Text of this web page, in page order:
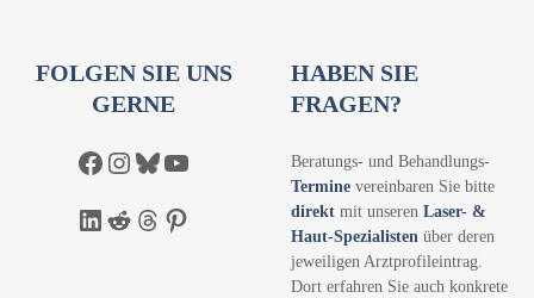
FOLGEN SIE UNS
GERNE
Facebook Instagram Bluesky YouTube
LinkedIn Reddit Threads Pinterest
HABEN SIE
FRAGEN?
Beratungs- und Behandlungs-
Termine vereinbaren Sie bitte
direkt mit unseren Laser- &
Haut-Spezialisten über deren
jeweiligen Arztprofileintrag.
Dort erfahren Sie auch konkrete